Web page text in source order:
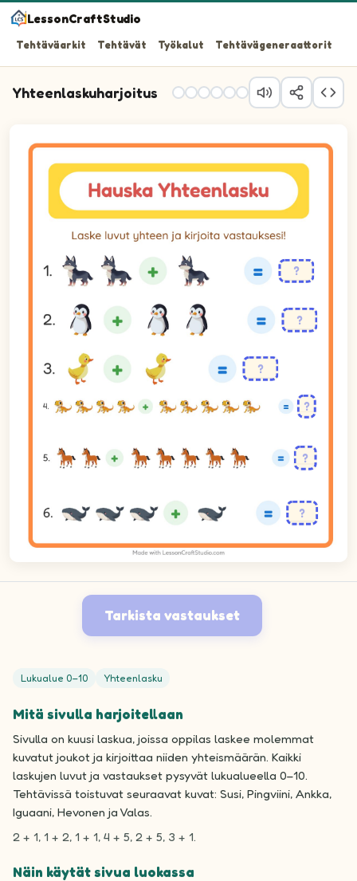
LessonCraftStudio
Tehtäväarkit Tehtävät Työkalut Tehtävägeneraattorit
Yhteenlaskuharjoitus
Lasku 3: 1 plus 1 on yhtä kuin tyhjä ruutu.
Lasku 4: 4 plus 5 on yhtä kuin tyhjä ruutu.
Lasku 5: 2 plus 5 on yhtä kuin tyhjä ruutu.
Lasku 6: 3 plus 1 on yhtä kuin tyhjä ruutu.
Tarkista vastaukset
Lukualue 0–10 Yhteenlasku
Mitä sivulla harjoitellaan
Sivulla on kuusi laskua, joissa oppilas laskee molemmat
kuvatut joukot ja kirjoittaa niiden yhteismäärän. Kaikki
laskujen luvut ja vastaukset pysyvät lukualueella 0–10.
Tehtävissä toistuvat seuraavat kuvat: Susi, Pingviini, Ankka,
Iguaani, Hevonen ja Valas.
2 + 1, 1 + 2, 1 + 1, 4 + 5, 2 + 5, 3 + 1.
Näin käytät sivua luokassa